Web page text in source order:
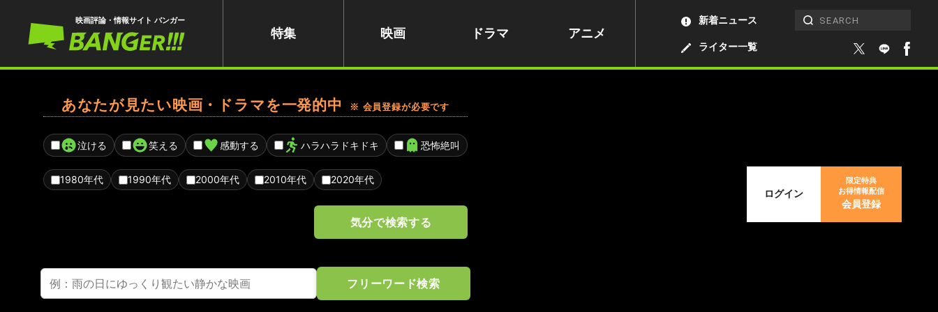
映画評論・情報サイト バンガー
特集 映画 ドラマ アニメ
ライター一覧
新着ニュース
あなたが見たい映画・ドラマを一発的中 ※ 会員登録が必要です
泣ける 笑える 感動する ハラハラドキドキ 恐怖絶叫
1980年代 1990年代 2000年代 2010年代 2020年代
気分で検索する
フリーワード検索
ログイン
限定特典
お得情報配信
会員登録